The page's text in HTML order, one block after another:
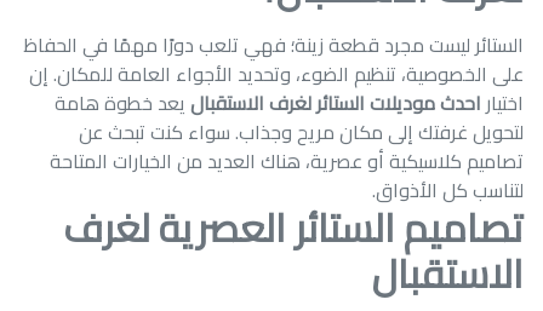
الستائر ليست مجرد قطعة زينة؛ فهي تلعب دورًا مهمًا في الحفاظ
على الخصوصية، تنظيم الضوء، وتحديد الأجواء العامة للمكان. إن
اختياراحدث موديلات الستائر لغرف الاستقباليعد خطوة هامة
لتحويل غرفتك إلى مكان مريح وجذاب. سواء كنت تبحث عن
تصاميم كلاسيكية أو عصرية، هناك العديد من الخيارات المتاحة
لتناسب كل الأذواق.
تصاميم الستائر العصرية لغرف
الاستقبال